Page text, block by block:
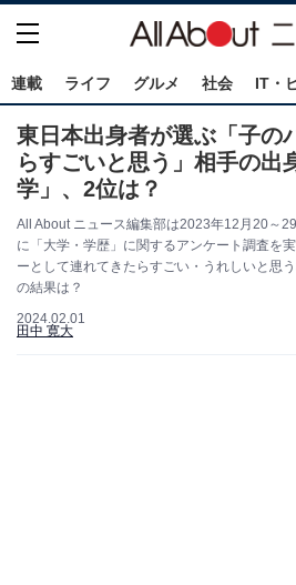
連載 ライフ グルメ 社会 IT・
東日本出身者が選ぶ「子の
らすごいと思う」相手の出
学」、2位は？
All About ニュース編集部は2023年12月20～
に「大学・学歴」に関するアンケート調査を
ーとして連れてきたらすごい・うれしいと思
の結果は？
2024.02.01
田中 寛大